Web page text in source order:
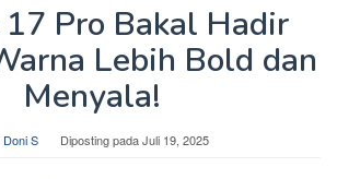
Pro Bakal Hadir
Lebih Bold dan
Menyala!
Doni S Diposting padaJuli 19, 2025